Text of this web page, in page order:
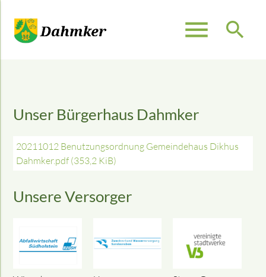
menu search
Unser Bürgerhaus Dahmker
20211012 Benutzungsordnung Gemeindehaus Dikhus
Dahmker.pdf (353,2 KiB)
Unsere Versorger